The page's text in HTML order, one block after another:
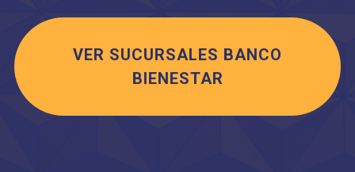
VER SUCURSALES BANCO
BIENESTAR